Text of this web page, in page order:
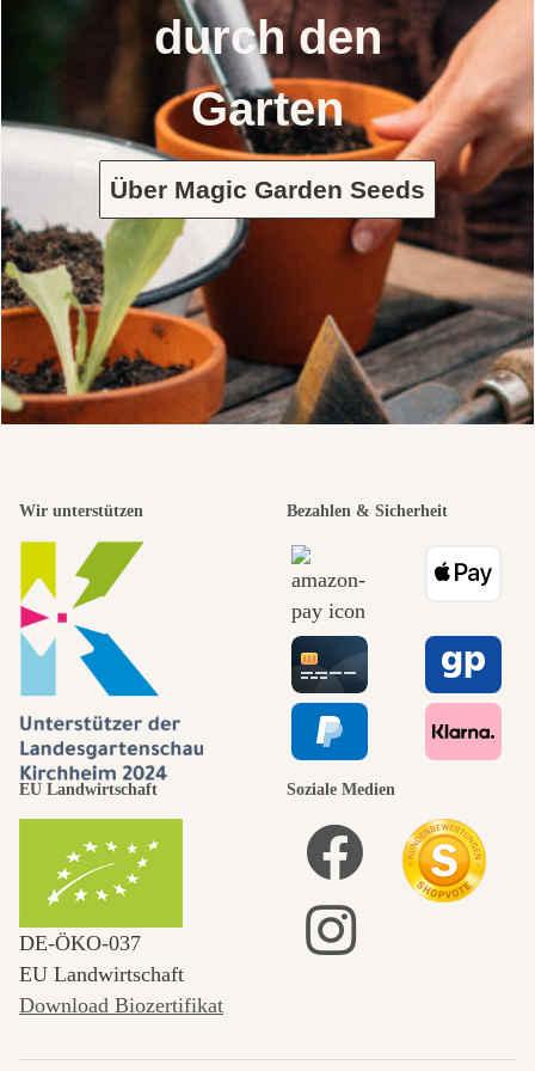
durch den
Garten
Über Magic Garden Seeds
Wir unterstützen Bezahlen & Sicherheit
EU Landwirtschaft
DE‑ÖKO‑037
EU Landwirtschaft
Download Biozertifikat
Soziale Medien